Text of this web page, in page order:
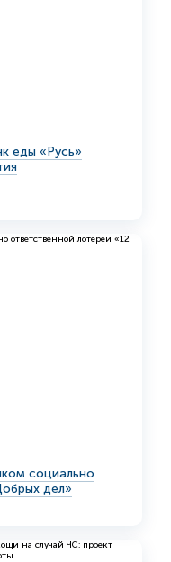
еды «Русь»
социально
дел»